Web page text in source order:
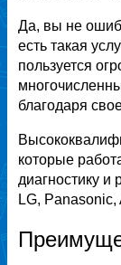
Да, вы не
есть такая
пользуется
благодаря
которые
диагностику
LG, Panasonic,